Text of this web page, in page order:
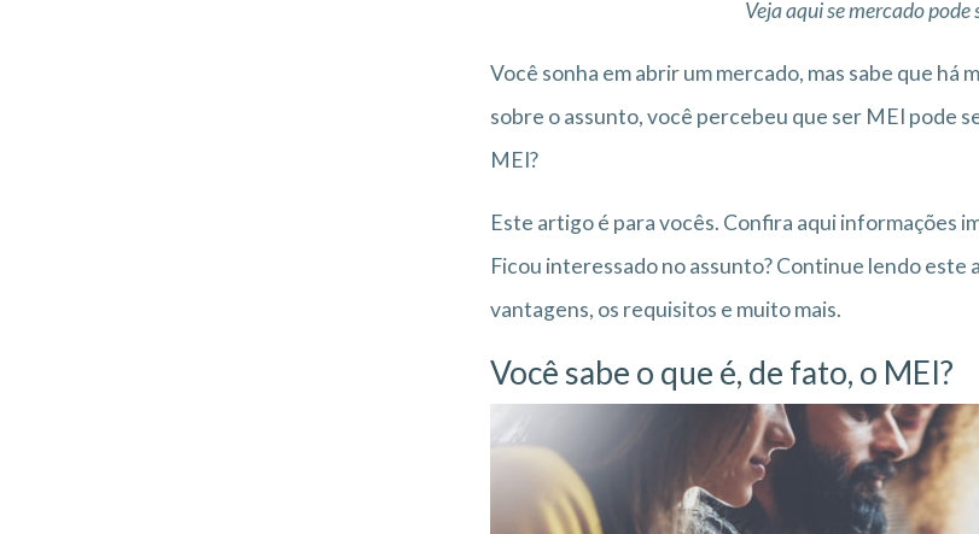
Veja aqui se mercado
Você sonha em abrir um mercado, mas sabe que
sobre o assunto, você percebeu que ser MEI pode
MEI?
Este artigo é para vocês. Confira aqui informações
Ficou interessado no assunto? Continue lendo este
vantagens, os requisitos e muito mais.
Você sabe o que é, de fato, o MEI?